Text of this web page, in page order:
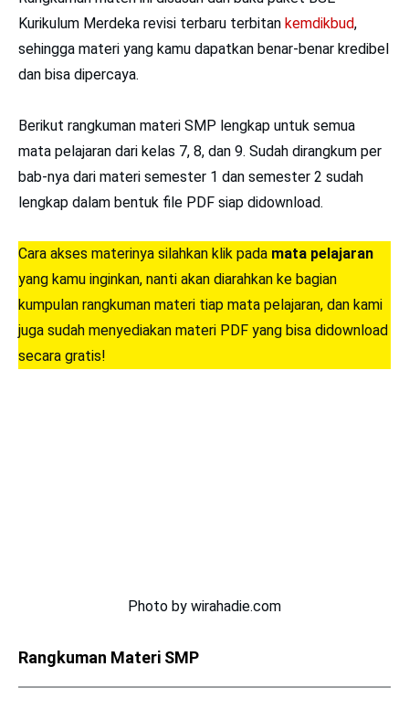
Kurikulum Merdeka revisi terbaru terbitan kemdikbud,
sehingga materi yang kamu dapatkan benar-benar kredibel
dan bisa dipercaya.
Berikut rangkuman materi SMP lengkap untuk semua
mata pelajaran dari kelas 7, 8, dan 9. Sudah dirangkum per
bab-nya dari materi semester 1 dan semester 2 sudah
lengkap dalam bentuk file PDF siap didownload.
Cara akses materinya silahkan klik pada mata pelajaran
yang kamu inginkan, nanti akan diarahkan ke bagian
kumpulan rangkuman materi tiap mata pelajaran, dan kami
juga sudah menyediakan materi PDF yang bisa didownload
secara gratis!
Photo by wirahadie.com
Rangkuman Materi SMP